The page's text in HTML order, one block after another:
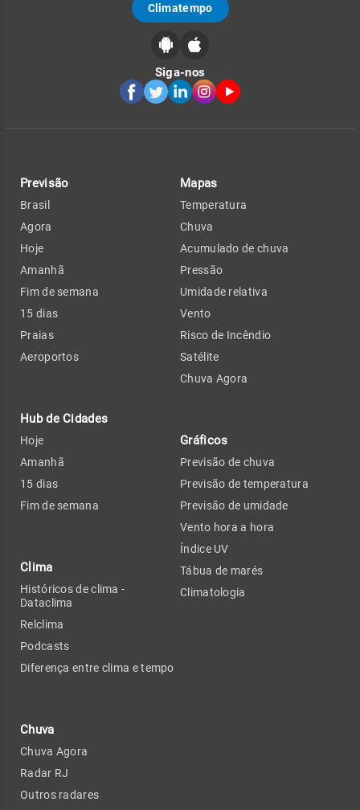
Climatempo
Siga-nos
Previsão
Brasil
Agora
Hoje
Amanhã
Fim de semana
15 dias
Praias
Aeroportos
Hub de Cidades
Hoje
Amanhã
15 dias
Fim de semana
Clima
Históricos de clima -
Dataclima
Relclima
Podcasts
Diferença entre clima e tempo
Chuva
Chuva Agora
Radar RJ
Outros radares
Mapas
Temperatura
Chuva
Acumulado de chuva
Pressão
Umidade relativa
Vento
Risco de Incêndio
Satélite
Chuva Agora
Gráficos
Previsão de chuva
Previsão de temperatura
Previsão de umidade
Vento hora a hora
Índice UV
Tábua de marés
Climatologia